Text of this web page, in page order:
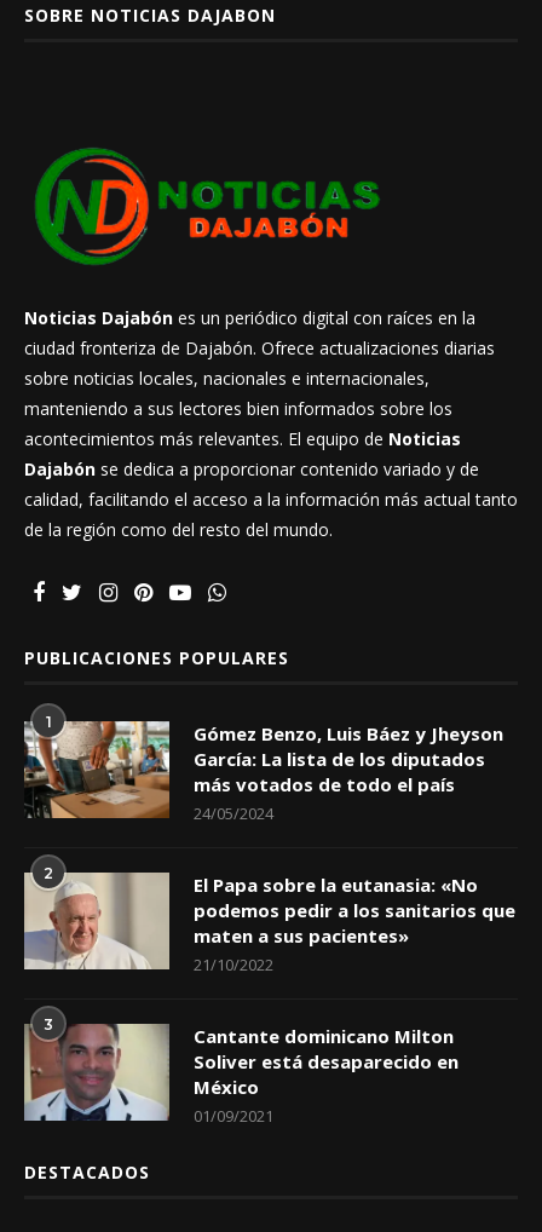
SOBRE NOTICIAS DAJABON
Noticias Dajabón es un periódico digital con raíces en la
ciudad fronteriza de Dajabón. Ofrece actualizaciones diarias
sobre noticias locales, nacionales e internacionales,
manteniendo a sus lectores bien informados sobre los
acontecimientos más relevantes. El equipo de Noticias
Dajabón se dedica a proporcionar contenido variado y de
calidad, facilitando el acceso a la información más actual tanto
de la región como del resto del mundo.
PUBLICACIONES POPULARES
1
Gómez Benzo, Luis Báez y Jheyson
García: La lista de los diputados
más votados de todo el país
24/05/2024
2
El Papa sobre la eutanasia: «No
podemos pedir a los sanitarios que
maten a sus pacientes»
21/10/2022
3
Cantante dominicano Milton
Soliver está desaparecido en
México
01/09/2021
DESTACADOS